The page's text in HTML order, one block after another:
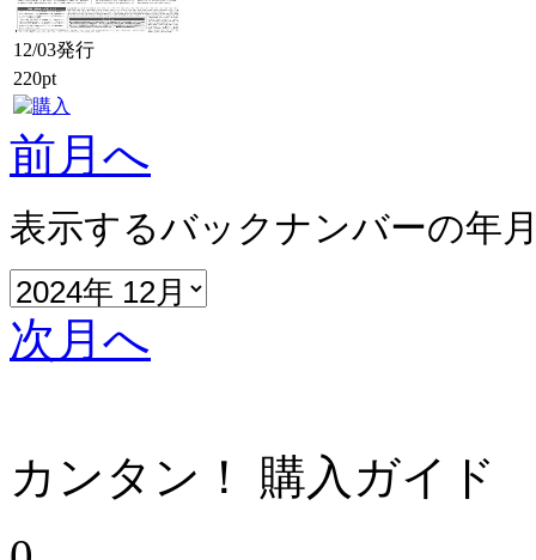
12/03発行
220pt
前月へ
表示するバックナンバーの年
次月へ
カンタン！ 購入ガイド